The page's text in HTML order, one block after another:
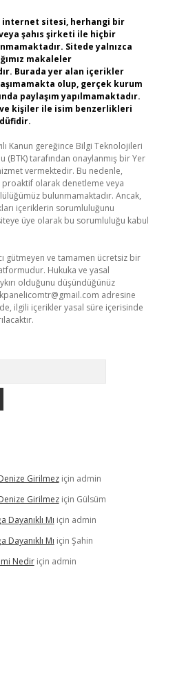
internet sitesi, herhangi bir
şahıs şirketi ile hiçbir
Sitede yalnızca
makaleler
Burada yer alan içerikler
olup, gerçek kurum
paylaşım yapılmamaktadır.
kişiler ile isim benzerlikleri
Kanun gereğince Bilgi Teknolojileri
(BTK) tarafından onaylanmış bir Yer
vermektedir. Bu nedenle,
olarak denetleme veya
bulunmamaktadır. Ancak,
içeriklerin sorumluluğunu
üye olarak bu sorumluluğu kabul
gütmeyen ve tamamen ücretsiz bir
Hukuka ve yasal
olduğunu düşündüğünüz
adresine
ilgili içerikler yasal süre içerisinde
Girilmeziçin admin
Girilmeziçin Gülsüm
Dayanıklı Mı için admin
Dayanıklı Mı için Şahin
Nediriçin admin